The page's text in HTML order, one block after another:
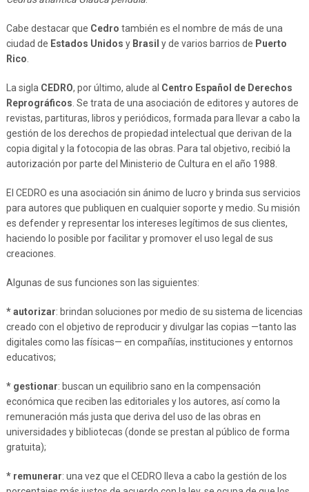
Cabe destacar que Cedro también es el nombre de más de una
ciudad de Estados Unidos y Brasil y de varios barrios de Puerto
Rico
La sigla CEDRO, por último, alude al Centro Español de Derechos
Reprográficos . Se trata de una asociación de editores y autores de
revistas, partituras, libros y periódicos, formada para llevar a cabo la
gestión de los derechos de propiedad intelectual que derivan de la
copia digital y la fotocopia de las obras. Para tal objetivo, recibió la
autorización por parte del Ministerio de Cultura en el año 1988.
El CEDRO es una asociación sin ánimo de lucro y brinda sus servicios
para autores que publiquen en cualquier soporte y medio. Su misión
es defender y representar los intereses legítimos de sus clientes,
haciendo lo posible por facilitar y promover el uso legal de sus
creaciones.
Algunas de sus funciones son las siguientes:
* autorizar: brindan soluciones por medio de su sistema de licencias
creado con el objetivo de reproducir y divulgar las copias —tanto las
digitales como las físicas— en compañías, instituciones y entornos
educativos;
* gestionar: buscan un equilibrio sano en la compensación
económica que reciben las editoriales y los autores, así como la
remuneración más justa que deriva del uso de las obras en
universidades y bibliotecas (donde se prestan al público de forma
gratuita);
* remunerar: una vez que el CEDRO lleva a cabo la gestión de los